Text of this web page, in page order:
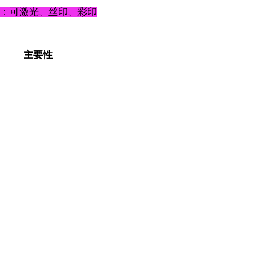
可激光、丝印、彩印
主要性